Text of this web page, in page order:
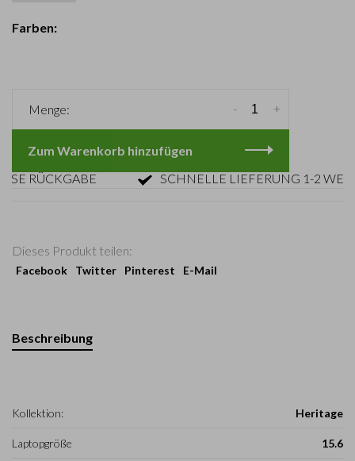
Farben:
Menge: +
-
Zum Warenkorb hinzufügen
SCHNELLE LIEFERUNG 1-2
Dieses Produkt teilen:
Facebook Twitter Pinterest E-Mail
Beschreibung
Kollektion: Heritage
Laptopgröße 15.6